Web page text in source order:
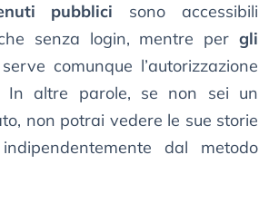
pubblici sono accessibili
senza login, mentre per gli
serve comunque l’autorizzazione
In altre parole, se non sei un
non potrai vedere le sue storie
dal metodo